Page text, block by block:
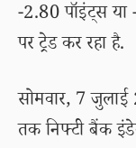
-2.80 पॉइंट्स
पर ट्रेड कर रहा है.
सोमवार, 7
तक निफ्टी बैंक